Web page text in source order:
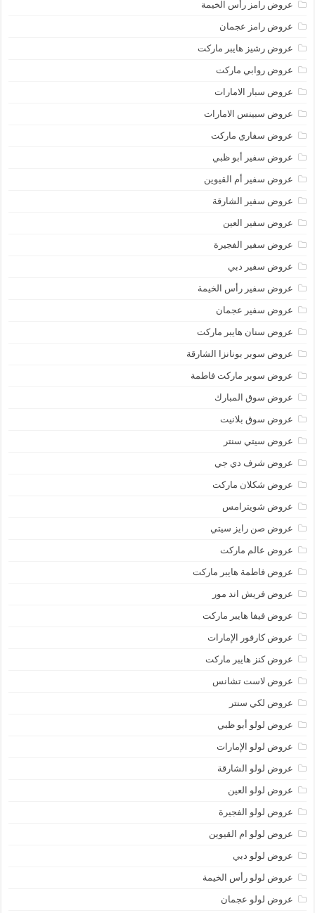
عروض رامز رأس الخيمة
عروض رامز عجمان
عروض رشيز هايبر ماركت
عروض روابي ماركت
عروض سبار الامارات
عروض سبينس الامارات
عروض سفاري ماركت
عروض سفير أبو ظبي
عروض سفير أم القيوين
عروض سفير الشارقة
عروض سفير العين
عروض سفير الفجيرة
عروض سفير دبي
عروض سفير رأس الخيمة
عروض سفير عجمان
عروض سنان هايبر ماركت
عروض سوبر بونانزا الشارقة
عروض سوبر ماركت فاطمة
عروض سوق المبارك
عروض سوق بلانيت
عروض سيتي سنتر
عروض شرف دي جي
عروض شكلان ماركت
عروض شويترامس
عروض صن رايز سيتي
عروض عالم ماركت
عروض فاطمة هايبر ماركت
عروض فريش اند مور
عروض فيفا هايبر ماركت
عروض كارفور الإمارات
عروض كنز هايبر ماركت
عروض لاست تشانس
عروض لكي سنتر
عروض لولو أبو ظبي
عروض لولو الإمارات
عروض لولو الشارقة
عروض لولو العين
عروض لولو الفجيرة
عروض لولو ام القيوين
عروض لولو دبي
عروض لولو رأس الخيمة
عروض لولو عجمان